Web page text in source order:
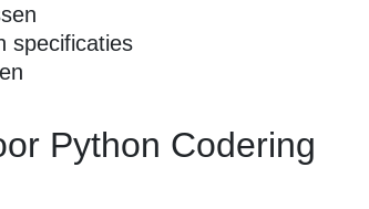
specificaties
Python Codering